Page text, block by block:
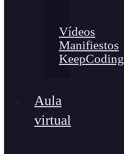
Vídeos
Manifiestos
KeepCoding
Aula
virtual